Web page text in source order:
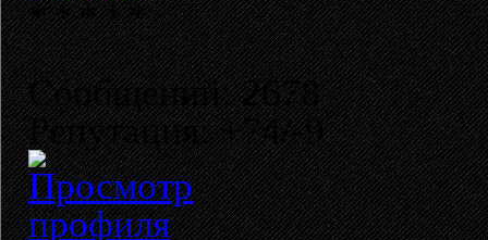
Сообщений: 2678
Репутация: +74/-9